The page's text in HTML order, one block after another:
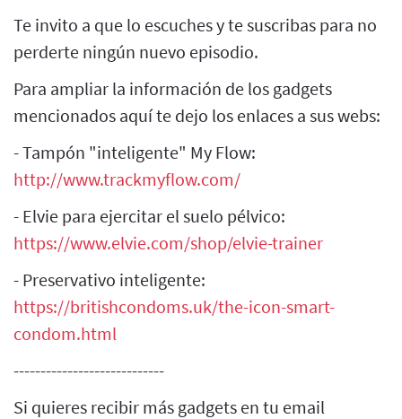
Te invito a que lo escuches y te suscribas para no
perderte ningún nuevo episodio.
Para ampliar la información de los gadgets
mencionados aquí te dejo los enlaces a sus webs:
- Tampón "inteligente" My Flow:
http://www.trackmyflow.com/
- Elvie para ejercitar el suelo pélvico:
https://www.elvie.com/shop/elvie-trainer
- Preservativo inteligente:
https://britishcondoms.uk/the-icon-smart-
condom.html
----------------------------
Si quieres recibir más gadgets en tu email